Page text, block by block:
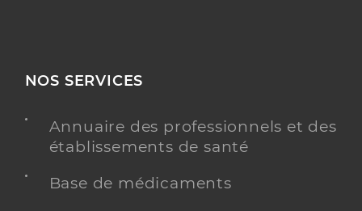
NOS SERVICES
Annuaire des professionnels et des
établissements de santé
Base de médicaments